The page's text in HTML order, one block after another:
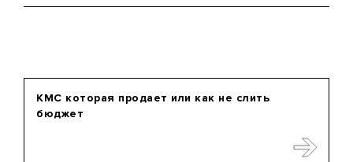
КМС которая продает или как не слить
бюджет